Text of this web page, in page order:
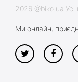
2026 @biko.ua Усі
Ми онлайн,